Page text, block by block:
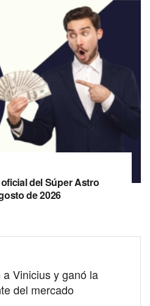
del Súper Astro
de 2026
Vinicius y ganó la
del mercado